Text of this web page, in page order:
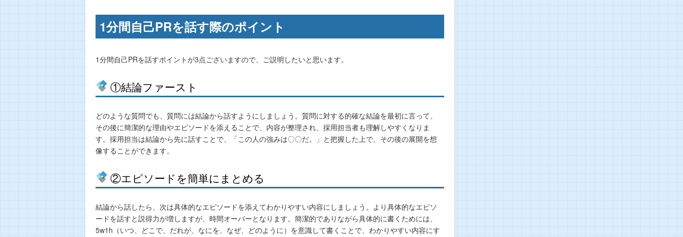
1分間自己PRを話す際のポイント
1分間自己PRを話すポイントが3点ございますので、ご説明したいと思います。
①結論ファースト
どのような質問でも、質問には結論から話すようにしましょう。質問に対する的確な結論を最初に言って、
その後に簡潔的な理由やエピソードを添えることで、内容が整理され、採用担当者も理解しやすくなりま
す。採用担当は結論から先に話すことで、「この人の強みは〇〇だ。」と把握した上で、その後の展開を想
像することができます。
②エピソードを簡単にまとめる
結論から話したら、次は具体的なエピソードを添えてわかりやすい内容にしましょう。より具体的なエピソ
ードを話すと説得力が増しますが、時間オーバーとなります。簡潔的でありながら具体的に書くためには、
5w1h（いつ、どこで、だれが、なにを、なぜ、どのように）を意識して書くことで、わかりやすい内容にす